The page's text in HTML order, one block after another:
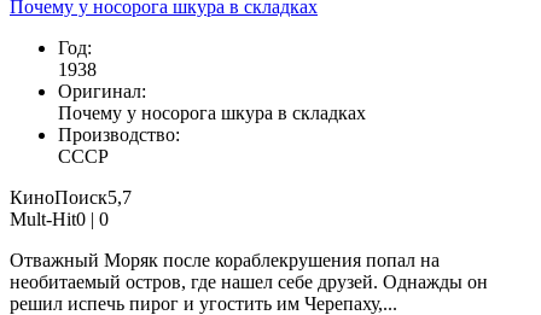
Почему у носорога шкура в складках
Год:
1938
Оригинал:
Почему у носорога шкура в складках
Производство:
СССР
КиноПоиск5,7
Mult-Hit0 | 0
Отважный Моряк после кораблекрушения попал на
необитаемый остров, где нашел себе друзей. Однажды он
решил испечь пирог и угостить им Черепаху,...